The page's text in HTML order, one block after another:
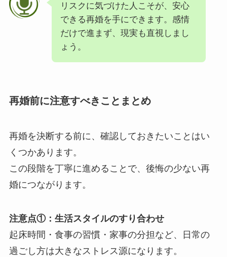
リスクに気づけた人こそが、安心
できる再婚を手にできます。感情
だけで進まず、現実も直視しまし
ょう。
再婚前に注意すべきことまとめ
再婚を決断する前に、確認しておきたいことはい
くつかあります。
この段階を丁寧に進めることで、後悔の少ない再
婚につながります。
注意点①：生活スタイルのすり合わせ
起床時間・食事の習慣・家事の分担など、日常の
過ごし方は大きなストレス源になります。